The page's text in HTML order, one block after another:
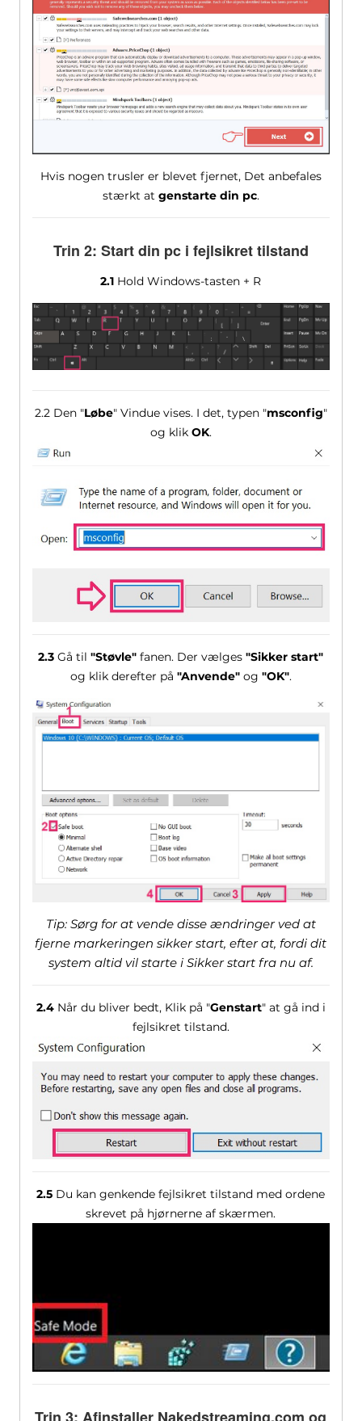
Hvis nogen trusler er blevet fjernet, Det anbefales
stærkt at genstarte din pc.
Trin 2: Start din pc i fejlsikret tilstand
2.1 Hold Windows-tasten + R
2.2 Den "Løbe" Vindue vises. I det, typen "msconfig"
og klik OK.
2.3 Gå til"Støvle" fanen. Der vælges"Sikker start"
og klik derefter på "Anvende"og "OK".
Tip: Sørg for at vende disse ændringer ved at
fjerne markeringen sikker start, efter at, fordi dit
system altid vil starte i Sikker start fra nu af.
2.4Når du bliver bedt, Klik på "Genstart" at gå ind i
fejlsikret tilstand.
2.5 Du kan genkende fejlsikret tilstand med ordene
skrevet på hjørnerne af skærmen.
Trin 3: Afinstaller Nakedstreaming.com og